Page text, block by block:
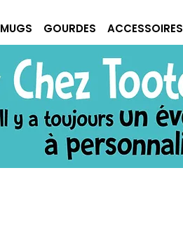
MUGS GOURDES ACCESSOIRES